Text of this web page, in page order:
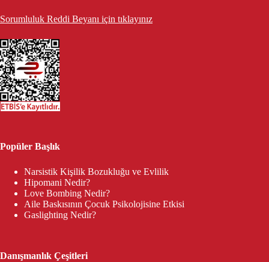
Sorumluluk Reddi Beyanı için tıklayınız
Popüler Başlık
Narsistik Kişilik Bozukluğu ve Evlilik
Hipomani Nedir?
Love Bombing Nedir?
Aile Baskısının Çocuk Psikolojisine Etkisi
Gaslighting Nedir?
Danışmanlık Çeşitleri